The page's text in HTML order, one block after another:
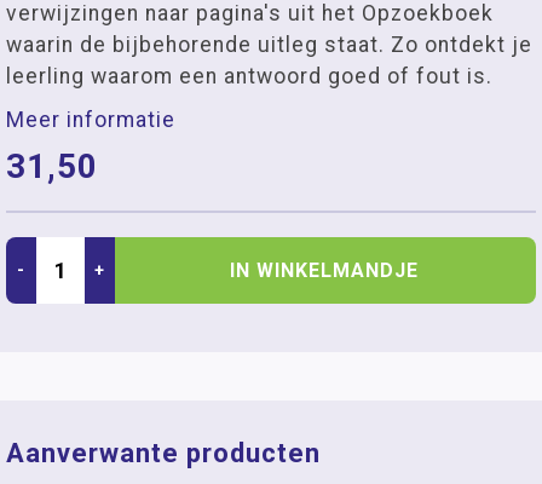
verwijzingen naar pagina's uit het Opzoekboek
waarin de bijbehorende uitleg staat. Zo ontdekt je
leerling waarom een antwoord goed of fout is.
Meer informatie
31,50
- + IN WINKELMANDJE
Aanverwante producten